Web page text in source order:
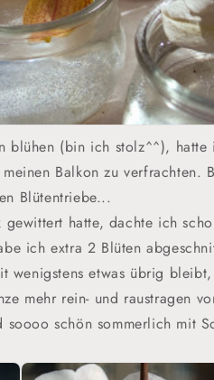
blühen (bin ich stolz^^),
Balkon zu verfrachten.
Blütentriebe...
hatte, dachte ich
ich extra 2 Blüten
wenigstens etwas übrig
mehr rein- und raustragen
schön sommerlich mit